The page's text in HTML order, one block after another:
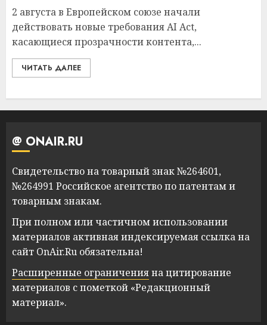
2 августа в Европейском союзе начали
действовать новые требования AI Act,
касающиеся прозрачности контента,...
ЧИТАТЬ ДАЛЕЕ
@ ONAIR.RU
Свидетельство на товарный знак №264601,
№264991 Российское агентство по патентам и
товарным знакам.
При полном или частичном использовании
материалов активная индексируемая ссылка на
сайт OnAir.Ru обязательна!
Расширенные ограниченияна цитирование
материалов с пометкой «Редакционный
материал».